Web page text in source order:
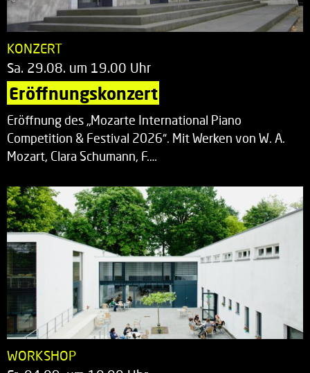
KONZERT
Sa. 29.08. um 19.00 Uhr
Eröffnungskonzert
Eröffnung des „Mozarte International Piano
Competition & Festival 2026“. Mit Werken von W. A.
Mozart, Clara Schumann, F.…
WORKSHOP